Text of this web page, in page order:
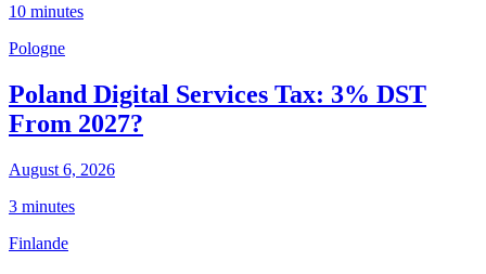
10 minutes
Pologne
Poland Digital Services Tax: 3% DST
From 2027?
August 6, 2026
3 minutes
Finlande